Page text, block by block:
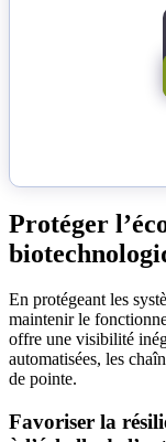
Protéger
En protégeant les
maintenir le
offre une visibilité
automatisées, les
de pointe.
Favoriser la